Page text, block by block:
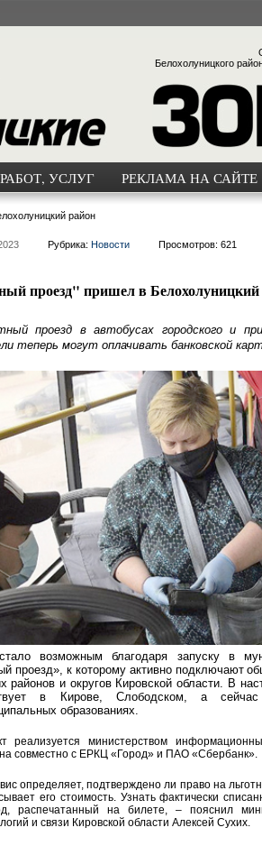
Белохолуницкого
УСЛУГ РЕКЛАМА НА САЙТЕ
район
Рубрика: Новости Просмотров: 621
проезд" пришел в Белохолуницкий
проезд в автобусах городского и
теперь могут оплачивать банковской
возможным благодаря запуску в
проезд», к которому активно подключают
районов и округов Кировской области. В
в Кирове, Слободском,
а
образованиях.
реализуется министерством
совместно с ЕРКЦ «Город» и ПАО «Сбербанк».
определяет, подтверждено ли право на
его стоимость. Узнать фактически
распечатанный на билете, – пояснил
и связи Кировской области Алексей Сухих.